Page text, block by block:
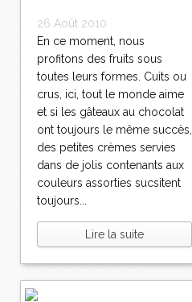
26 Août 2010
En ce moment, nous
profitons des fruits sous
toutes leurs formes. Cuits ou
crus, ici, tout le monde aime
et si les gâteaux au chocolat
ont toujours le même succès,
des petites crèmes servies
dans de jolis contenants aux
couleurs assorties sucsitent
toujours...
Lire la suite